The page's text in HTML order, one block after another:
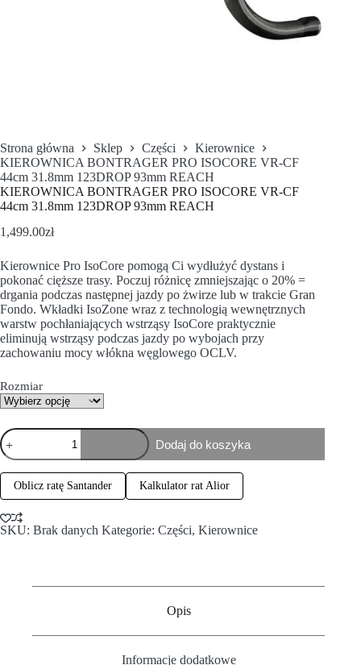
Strona główna Sklep Części
Kierownice
KIEROWNICA BONTRAGER PRO ISOCORE VR-CF
44cm 31.8mm 123DROP 93mm REACH
KIEROWNICA BONTRAGER PRO ISOCORE VR-CF
44cm 31.8mm 123DROP 93mm REACH
1,499.00zł
Kierownice Pro IsoCore pomogą Ci wydłużyć dystans i
pokonać cięższe trasy. Poczuj różnicę zmniejszając o 20% =
drgania podczas następnej jazdy po żwirze lub w trakcie Gran
Fondo. Wkładki IsoZone wraz z technologią wewnętrznych
warstw pochłaniających wstrząsy IsoCore praktycznie
eliminują wstrząsy podczas jazdy po wybojach przy
zachowaniu mocy włókna węglowego OCLV.
Rozmiar
Dodaj do koszyka
Oblicz ratę Santander Kalkulator rat Alior
SKU: Brak danych Kategorie: Części, Kierownice
Opis
Informacje dodatkowe